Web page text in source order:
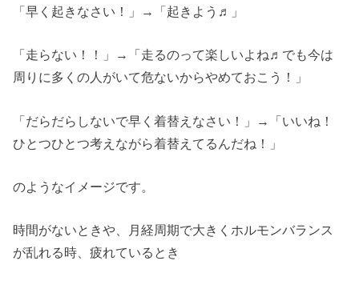
「早く起きなさい！」→「起きよう♬」
「走らない！！」→「走るのって楽しいよね♬でも今は
周りに多くの人がいて危ないからやめておこう！」
「だらだらしないで早く着替えなさい！」→「いいね！
ひとつひとつ考えながら着替えてるんだね！」
のようなイメージです。
時間がないときや、月経周期で大きくホルモンバランス
が乱れる時、疲れているとき